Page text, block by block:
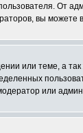
От
вы можете
или теме, а
или